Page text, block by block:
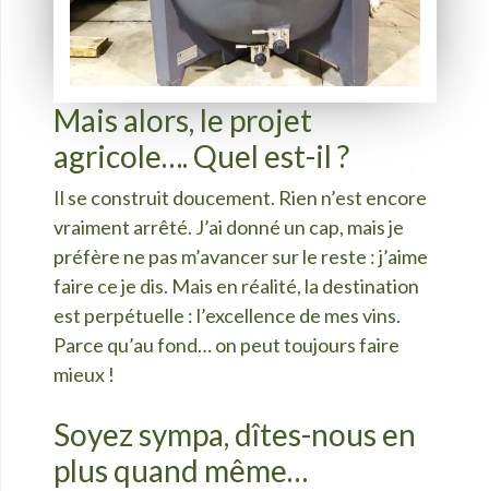
Mais alors, le projet
agricole…. Quel est-il ?
Il se construit doucement. Rien n’est encore
vraiment arrêté. J’ai donné un cap, mais je
préfère ne pas m’avancer sur le reste : j’aime
faire ce je dis. Mais en réalité, la destination
est perpétuelle : l’excellence de mes vins.
Parce qu’au fond… on peut toujours faire
mieux !
Soyez sympa, dîtes-nous en
plus quand même…